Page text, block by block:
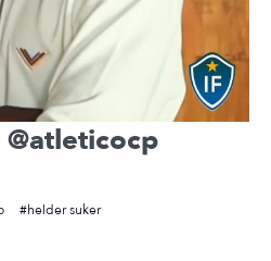
helder suker